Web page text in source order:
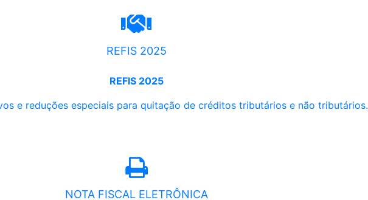
REFIS 2025
REFIS 2025
e reduções especiais para quitação de créditos tributários e não tributários.
NOTA FISCAL ELETRÔNICA